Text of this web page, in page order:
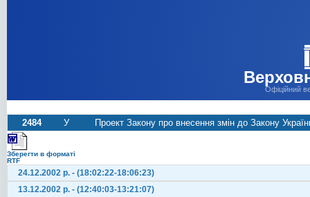
Офіційний
2484 У Проект Закону про внесення змін до Закону
Зберегти в форматі
RTF
24.12.2002 р. - (18:02:22-18:06:23)
13.12.2002 р. - (12:40:03-13:21:07)